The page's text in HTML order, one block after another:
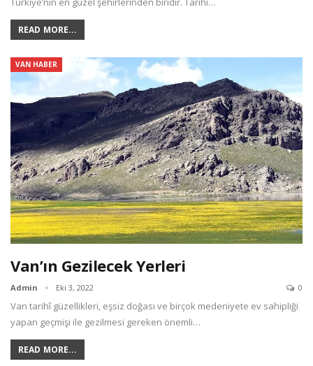
READ MORE...
VAN HABER
Van’ın Gezilecek Yerleri
Admin Eki 3, 2022 0
Van tarihî güzellikleri, eşsiz doğası ve birçok medeniyete ev sahipliği
yapan geçmişi ile gezilmesi gereken önemli…
READ MORE...